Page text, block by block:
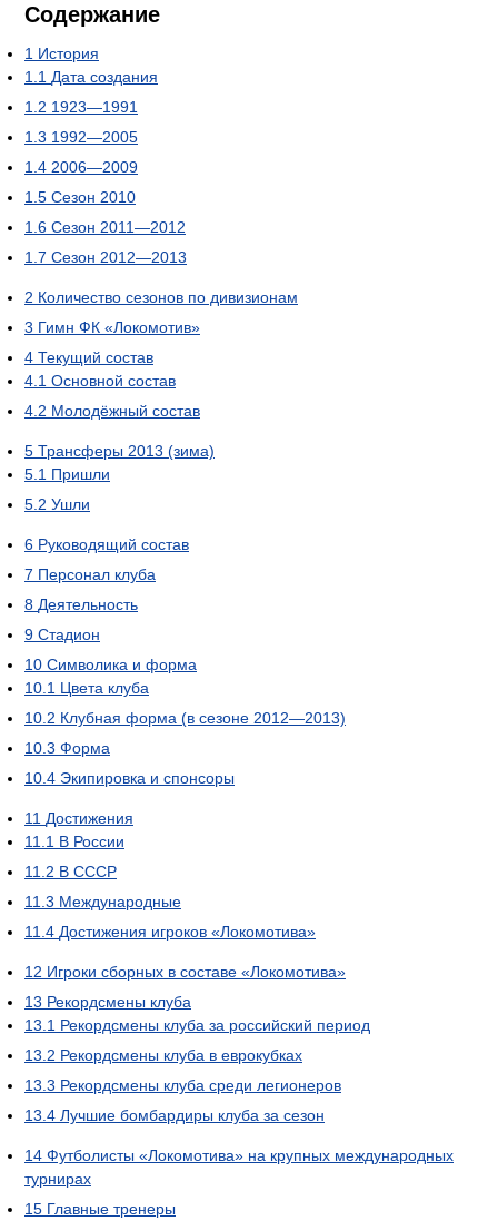
Содержание
1 История
1.1 Дата создания
1.2 1923—1991
1.3 1992—2005
1.4 2006—2009
1.5 Сезон 2010
1.6 Сезон 2011—2012
1.7 Сезон 2012—2013
2 Количество сезонов по дивизионам
3 Гимн ФК «Локомотив»
4 Текущий состав
4.1 Основной состав
4.2 Молодёжный состав
5 Трансферы 2013 (зима)
5.1 Пришли
5.2 Ушли
6 Руководящий состав
7 Персонал клуба
8 Деятельность
9 Стадион
10 Символика и форма
10.1 Цвета клуба
10.2 Клубная форма (в сезоне 2012—2013)
10.3 Форма
10.4 Экипировка и спонсоры
11 Достижения
11.1 В России
11.2 В СССР
11.3 Международные
11.4 Достижения игроков «Локомотива»
12 Игроки сборных в составе «Локомотива»
13 Рекордсмены клуба
13.1 Рекордсмены клуба за российский период
13.2 Рекордсмены клуба в еврокубках
13.3 Рекордсмены клуба среди легионеров
13.4 Лучшие бомбардиры клуба за сезон
14 Футболисты «Локомотива» на крупных международных
турнирах
15 Главные тренеры